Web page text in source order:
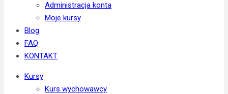
Administracja konta
Moje kursy
Blog
FAQ
KONTAKT
Kursy
Kurs wychowawcy